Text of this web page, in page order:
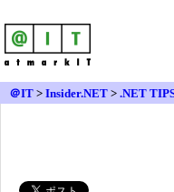
＠IT > Insider.NET > .NET